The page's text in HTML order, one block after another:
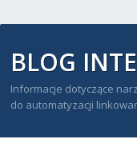
BLOG
Informacje dotyczące
do automatyzacji